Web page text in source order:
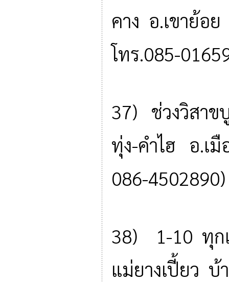
คาง อ.เขาย้อ
โทร.085-
37) ช่วงวิสาข
ทุ่ง-คำไฮ อ.เ
086-4502890)
38) 1-10 ทุก
แม่ยางเปี้ยว